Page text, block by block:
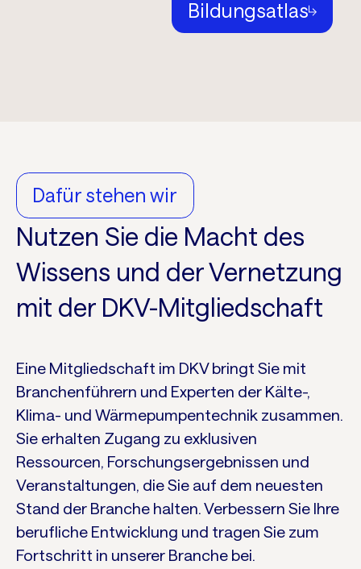
Bildungsatlas
Dafür stehen wir
Nutzen Sie die Macht des
Wissens und der Vernetzung
mit der DKV-Mitgliedschaft
Eine Mitgliedschaft im DKV bringt Sie mit
Branchenführern und Experten der Kälte-,
Klima- und Wärmepumpentechnik zusammen.
Sie erhalten Zugang zu exklusiven
Ressourcen, Forschungsergebnissen und
Veranstaltungen, die Sie auf dem neuesten
Stand der Branche halten. Verbessern Sie Ihre
berufliche Entwicklung und tragen Sie zum
Fortschritt in unserer Branche bei.